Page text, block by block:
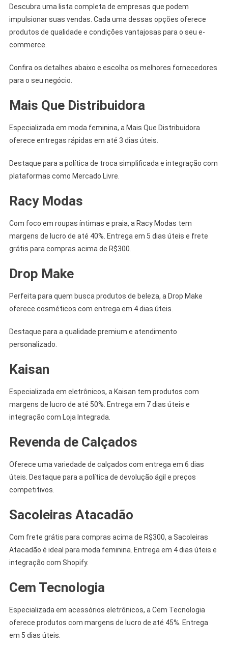
Descubra uma lista completa de empresas que podem
impulsionar suas vendas. Cada uma dessas opções oferece
produtos de qualidade e condições vantajosas para o seu e-
commerce.
Confira os detalhes abaixo e escolha os melhores fornecedores
para o seu negócio.
Mais Que Distribuidora
Especializada em moda feminina, a Mais Que Distribuidora
oferece entregas rápidas em até 3 dias úteis.
Destaque para a política de troca simplificada e integração com
plataformas como Mercado Livre.
Racy Modas
Com foco em roupas íntimas e praia, a Racy Modas tem
margens de lucro de até 40%. Entrega em 5 dias úteis e frete
grátis para compras acima de R$300.
Drop Make
Perfeita para quem busca produtos de beleza, a Drop Make
oferece cosméticos com entrega em 4 dias úteis.
Destaque para a qualidade premium e atendimento
personalizado.
Kaisan
Especializada em eletrônicos, a Kaisan tem produtos com
margens de lucro de até 50%. Entrega em 7 dias úteis e
integração com Loja Integrada.
Revenda de Calçados
Oferece uma variedade de calçados com entrega em 6 dias
úteis. Destaque para a política de devolução ágil e preços
competitivos.
Sacoleiras Atacadão
Com frete grátis para compras acima de R$300, a Sacoleiras
Atacadão é ideal para moda feminina. Entrega em 4 dias úteis e
integração com Shopify.
Cem Tecnologia
Especializada em acessórios eletrônicos, a Cem Tecnologia
oferece produtos com margens de lucro de até 45%. Entrega
em 5 dias úteis.